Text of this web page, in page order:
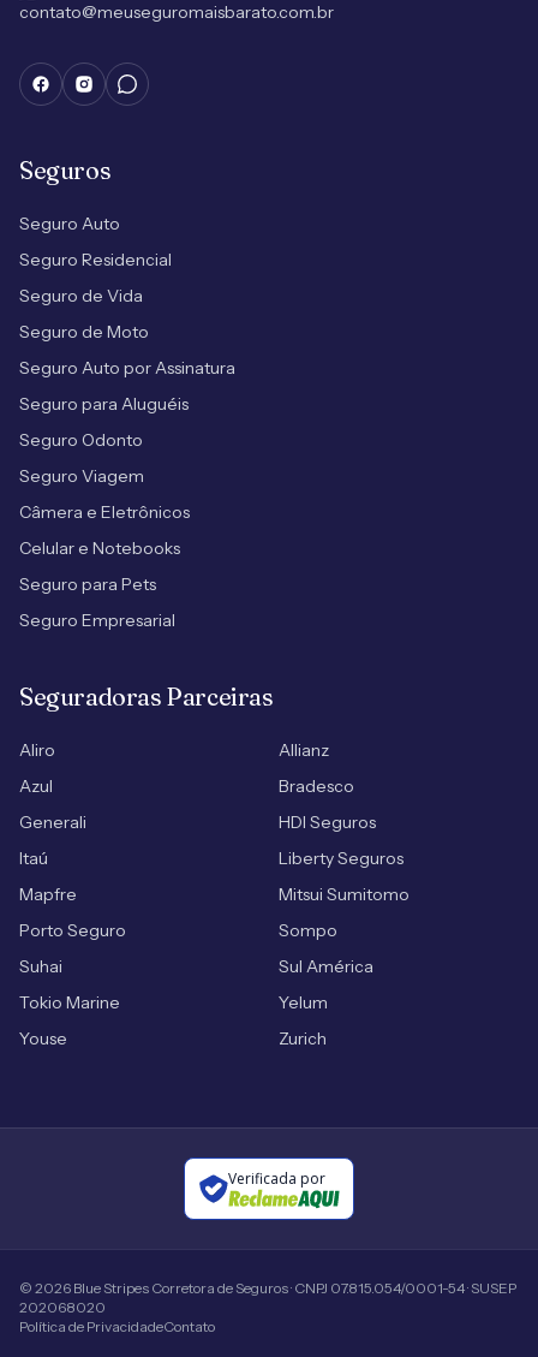
contato@meuseguromaisbarato.com.br
Seguros
Seguro Auto
Seguro Residencial
Seguro de Vida
Seguro de Moto
Seguro Auto por Assinatura
Seguro para Aluguéis
Seguro Odonto
Seguro Viagem
Câmera e Eletrônicos
Celular e Notebooks
Seguro para Pets
Seguro Empresarial
Seguradoras Parceiras
Aliro
Allianz
Azul
Bradesco
Generali
HDI Seguros
Itaú
Liberty Seguros
Mapfre
Mitsui Sumitomo
Porto Seguro
Sompo
Suhai
Sul América
Tokio Marine
Yelum
Youse
Zurich
Verificada por
© 2026 Blue Stripes Corretora de Seguros · CNPJ 07.815.054/0001-54 · SUSEP
202068020
Política de PrivacidadeContato